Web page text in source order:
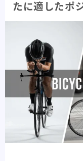
メーカー紹介 82
フレームメーカ
パーツメーカー紹
プロダクト紹介 84
フレーム紹介 44
パーツ紹介 40
記事紹介
たに適したポ